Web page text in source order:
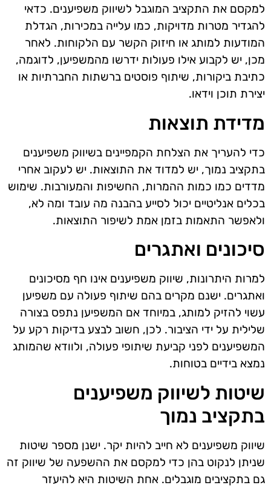
למקסם את התקציב המוגבל לשיווק משפיענים. כדאי
להגדיר מטרות מדויקות, כמו עלייה במכירות, הגדלת
המודעות למותג או חיזוק הקשר עם הלקוחות. לאחר
מכן, יש לקבוע אילו פעולות ידרשו מהמשפיען, לדוגמה,
כתיבת ביקורות, שיתוף פוסטים ברשתות החברתיות או
יצירת תוכן וידאו.
מדידת תוצאות
כדי להעריך את הצלחת הקמפיינים בשיווק משפיענים
בתקציב נמוך, יש למדוד את התוצאות. יש לעקוב אחרי
מדדים כמו כמות ההמרות, החשיפות והמעורבות. שימוש
בכלים אנליטיים יכול לסייע בהבנה מה עובד ומה לא,
ולאפשר התאמות בזמן אמת לשיפור התוצאות.
סיכונים ואתגרים
למרות היתרונות, שיווק משפיענים אינו חף מסיכונים
ואתגרים. ישנם מקרים בהם שיתוף פעולה עם משפיען
עשוי להזיק למותג, במיוחד אם המשפיען נתפס בצורה
שלילית על ידי הציבור. לכן, חשוב לבצע בדיקות רקע על
המשפיענים לפני קביעת שיתופי פעולה, ולוודא שהמותג
נמצא בידיים בטוחות.
שיטות לשיווק משפיענים
בתקציב נמוך
שיווק משפיענים לא חייב להיות יקר. ישנן מספר שיטות
שניתן לנקוט בהן כדי למקסם את ההשפעה של שיווק זה
גם בתקציבים מוגבלים. אחת השיטות היא להיעזר